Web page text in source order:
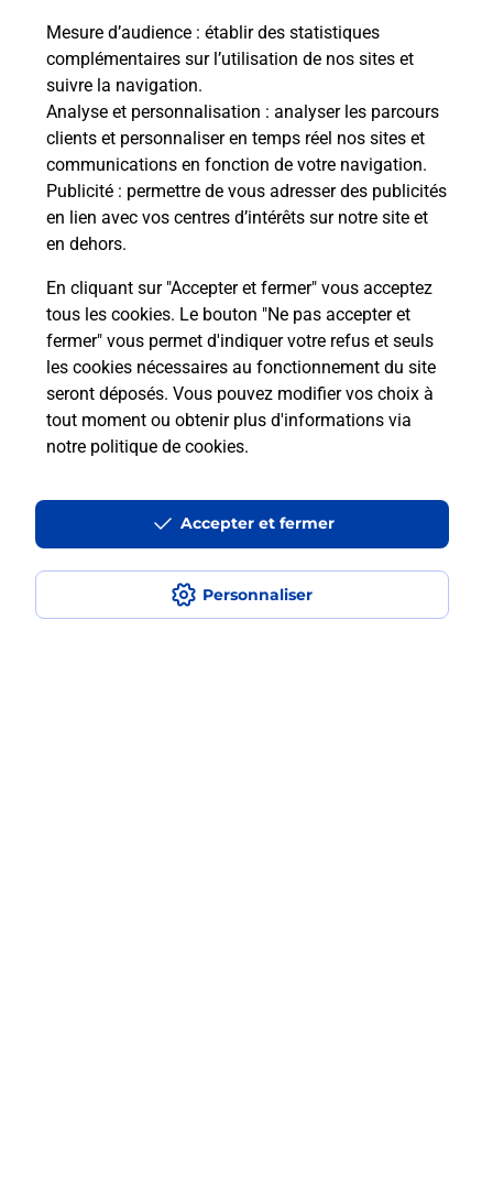
Mesure d’audience : établir des statistiques
complémentaires sur l’utilisation de nos sites et
suivre la navigation.
Analyse et personnalisation : analyser les parcours
clients et personnaliser en temps réel nos sites et
communications en fonction de votre navigation.
Publicité : permettre de vous adresser des publicités
en lien avec vos centres d’intérêts sur notre site et
en dehors.
En cliquant sur "Accepter et fermer" vous acceptez
tous les cookies. Le bouton "Ne pas accepter et
fermer" vous permet d'indiquer votre refus et seuls
les cookies nécessaires au fonctionnement du site
seront déposés. Vous pouvez modifier vos choix à
tout moment ou obtenir plus d'informations via
notre politique de cookies.
Personnaliser
Accepter et fermer
Acheter un iPhone neuf ou reconditionné
de chez vous ? Découvrez notre offre de
téléphones iPhone Apple dans vos bureaux de
Poste à MAYENNE (53100) !
En savoir plus
Questions fréquemment posées
Quel est le prix d’une photocopie ?